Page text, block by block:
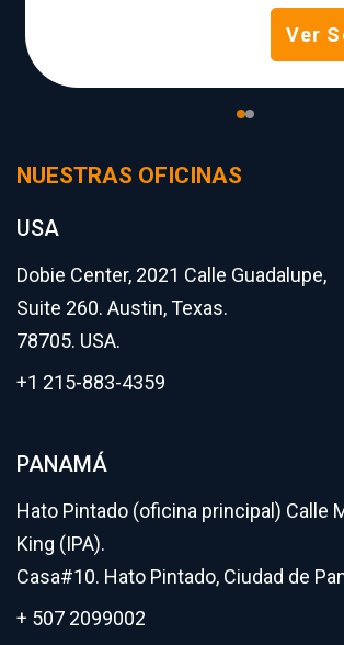
Ver
NUESTRAS OFICINAS
USA
Dobie Center, 2021 Calle Guadalupe,
Suite 260. Austin, Texas.
78705. USA.
+1 215-883-4359
PANAMÁ
Hato Pintado (oficina principal) Calle
King (IPA).
Casa#10. Hato Pintado, Ciudad de
+ 507 2099002